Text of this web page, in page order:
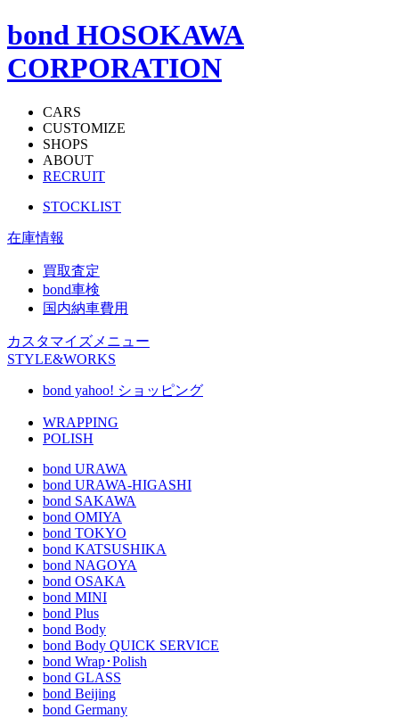
bond HOSOKAWA
CORPORATION
CARS
CUSTOMIZE
SHOPS
ABOUT
RECRUIT
STOCKLIST
在庫情報
買取査定
bond車検
国内納車費用
カスタマイズメニュー
STYLE&WORKS
bond yahoo! ショッピング
WRAPPING
POLISH
bond URAWA
bond URAWA-HIGASHI
bond SAKAWA
bond OMIYA
bond TOKYO
bond KATSUSHIKA
bond NAGOYA
bond OSAKA
bond MINI
bond Plus
bond Body
bond Body QUICK SERVICE
bond Wrap･Polish
bond GLASS
bond Beijing
bond Germany